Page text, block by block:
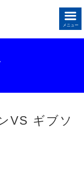
メニュー
VS ギブソ